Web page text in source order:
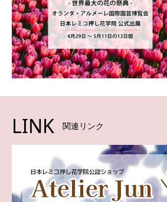
LINK 関連リンク